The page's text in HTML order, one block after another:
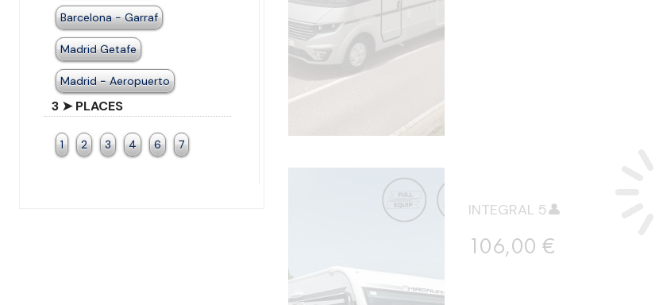
Barcelona - Garraf
Madrid Getafe
Madrid - Aeropuerto
3 ➤ PLACES
1 2 3 4 6 7
INTEGRAL 5👤
Prix
106,00 €